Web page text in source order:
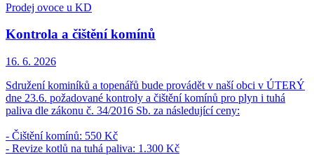
Prodej ovoce u KD
Kontrola a čištění komínů
16. 6. 2026
Sdružení kominíků a topenářů bude provádět v naší obci v ÚTERÝ
dne 23.6. požadované kontroly a čištění komínů pro plyn i tuhá
paliva dle zákonu č. 34/2016 Sb. za následující ceny:
- Čištění komínů: 550 Kč
- Revize kotlů na tuhá paliva: 1.300 Kč